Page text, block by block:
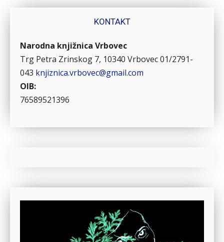
KONTAKT
Narodna knjižnica Vrbovec
Trg Petra Zrinskog 7, 10340 Vrbovec01/2791-
043 knjiznica.vrbovec@gmail.com
OIB:
76589521396